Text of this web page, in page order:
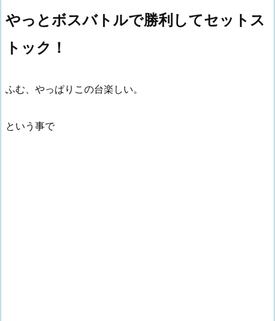
やっとボスバトルで勝利してセットス
トック！
ふむ、やっぱりこの台楽しい。
という事で